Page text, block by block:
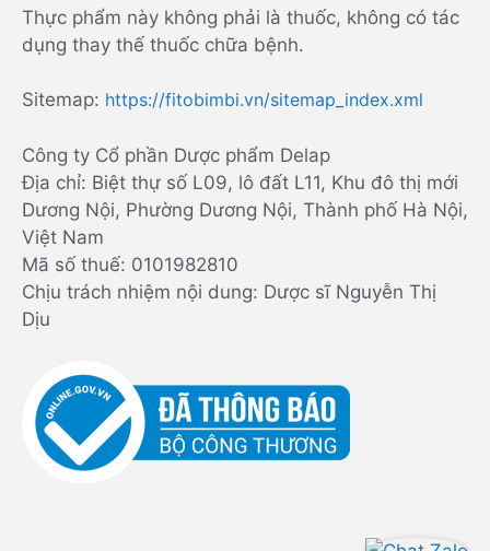
Thực phẩm này không phải là thuốc, không có tác
dụng thay thế thuốc chữa bệnh.
Sitemap: https://fitobimbi.vn/sitemap_index.xml
Công ty Cổ phần Dược phẩm Delap
Địa chỉ: Biệt thự số L09, lô đất L11, Khu đô thị mới
Dương Nội, Phường Dương Nội, Thành phố Hà Nội,
Việt Nam
Mã số thuế: 0101982810
Chịu trách nhiệm nội dung: Dược sĩ Nguyễn Thị
Dịu